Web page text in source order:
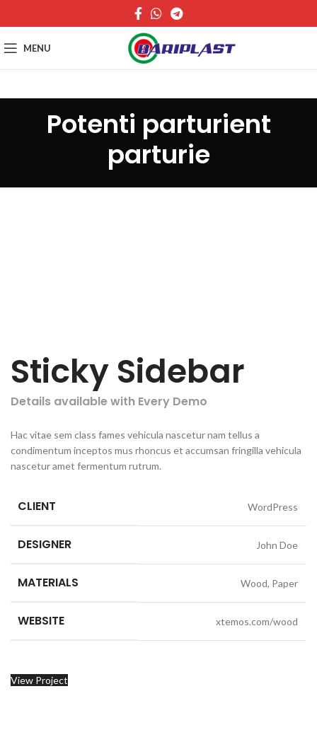
MENU
Potenti parturient
parturie
Sticky Sidebar
Details available with Every Demo
Hac vitae sem class fames vehicula nascetur nam tellus a
condimentum inceptos mus rhoncus et accumsan fringilla vehicula
nascetur amet fermentum rutrum.
CLIENT WordPress
DESIGNER John Doe
MATERIALS Wood, Paper
WEBSITE xtemos.com/wood
View Project